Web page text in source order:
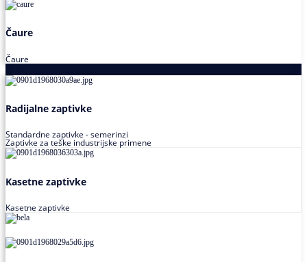
Čaure
Čaure
Radijalne zaptivke
Standardne zaptivke - semerinzi
Zaptivke za teške industrijske primene
Kasetne zaptivke
Kasetne zaptivke